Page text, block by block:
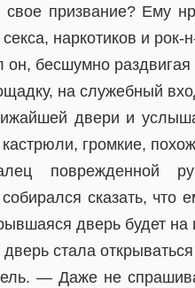
свое призвание? Ему
наркотиков и рок-
бесшумно раздвигая
на служебный
двери и
громкие,
поврежденной
сказать, что
дверь будет на
стала открываться
— Даже не